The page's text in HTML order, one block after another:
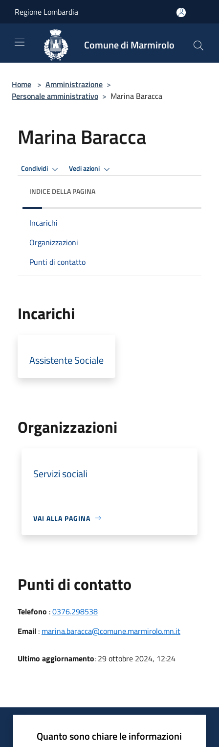
Regione Lombardia
Comune di Marmirolo
Home > Amministrazione >
Personale amministrativo > Marina Baracca
Marina Baracca
Condividi Vedi azioni
INDICE DELLA PAGINA
Incarichi
Organizzazioni
Punti di contatto
Incarichi
Assistente Sociale
Organizzazioni
Servizi sociali
VAI ALLA PAGINA
Punti di contatto
Telefono :0376.298538
Email : marina.baracca@comune.marmirolo.mn.it
Ultimo aggiornamento: 29 ottobre 2024, 12:24
Quanto sono chiare le informazioni